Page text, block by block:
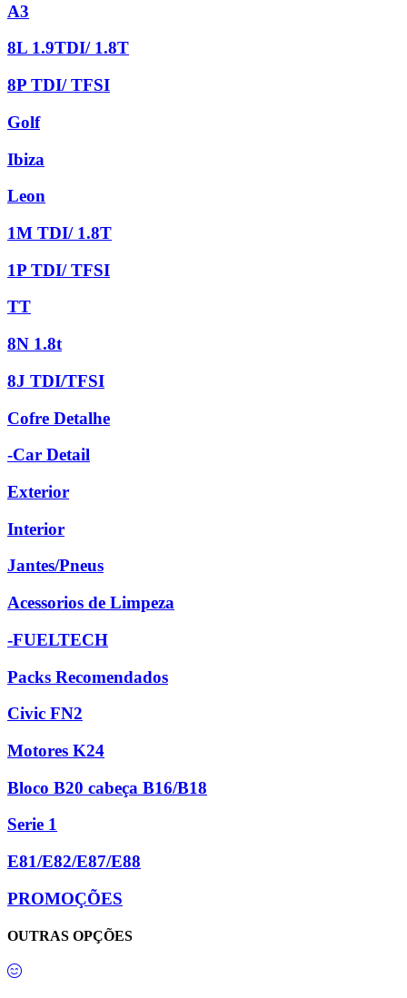
A3
8L 1.9TDI/ 1.8T
8P TDI/ TFSI
Golf
Ibiza
Leon
1M TDI/ 1.8T
1P TDI/ TFSI
TT
8N 1.8t
8J TDI/TFSI
Cofre Detalhe
-Car Detail
Exterior
Interior
Jantes/Pneus
Acessorios de Limpeza
-FUELTECH
Packs Recomendados
Civic FN2
Motores K24
Bloco B20 cabeça B16/B18
Serie 1
E81/E82/E87/E88
PROMOÇÕES
OUTRAS OPÇÕES